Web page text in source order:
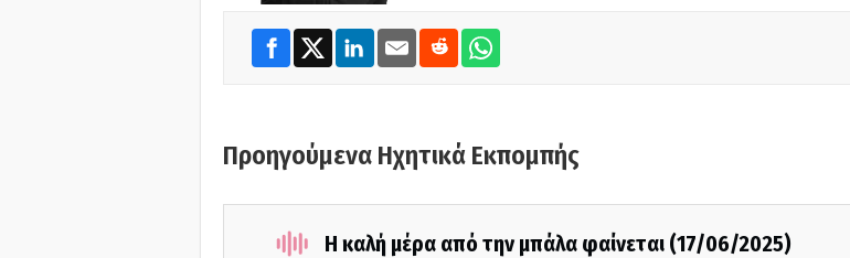
Προηγούμενα Ηχητικά Εκπομπής
Η καλή μέρα από την μπάλα φαίνεται (17/06/2025)